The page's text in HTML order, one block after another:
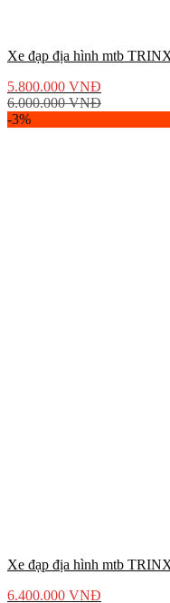
Xe đạp địa hình mtb
5.800.000 VNĐ
6.000.000VNĐ
-3%
Xe đạp địa hình mtb
6.400.000 VNĐ